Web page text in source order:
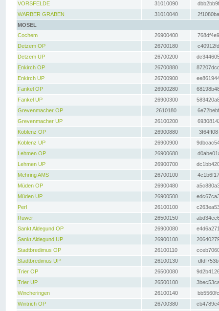
VORSFELDE
31010090
WARBER GRABEN
31010040
MOSEL
Cochem
26900400
Detzem OP
26700180
Detzem UP
26700200
Enkirch OP
26700880
Enkirch UP
26700900
Fankel OP
26900280
Fankel UP
26900300
Grevenmacher OP
2610180
Grevenmacher UP
26100200
Koblenz OP
26900880
Koblenz UP
26900900
Lehmen OP
26900680
Lehmen UP
26900700
Mehring AMS
26700100
Müden OP
26900480
Müden UP
26900500
Perl
26100100
Ruwer
26500150
Sankt Aldegund OP
26900080
Sankt Aldegund UP
26900100
Stadtbredimus OP
26100110
Stadtbredimus UP
26100130
Trier OP
26500080
Trier UP
26500100
Wincheringen
26100140
Wintrich OP
26700380